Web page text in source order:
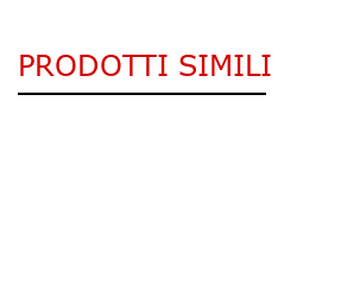
PRODOTTI SIMILI